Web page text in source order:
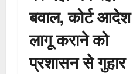
बवाल, कोर्ट आदेश
लागू कराने को
प्रशासन से गुहार